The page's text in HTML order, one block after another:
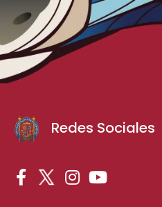
Redes Sociales